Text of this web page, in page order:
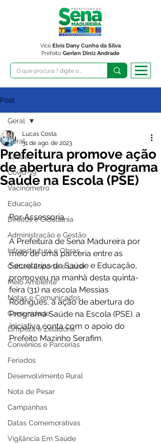
Prefeito Gerlen Diniz Andrade
Vice Elvis Dany Cunha da Silva
Post
Geral
Saúde
Covid-19
Vacinômetro
Educação
Direitos e Cidadania
Administração e Gestão
Infraestrutura e Obras
Cultura Esporte e Lazer
Meio Ambiente
Notas e Comunicados
Comunidade
Limpeza e Zeladoria
Convênios e Parcerias
Feriados
Desenvolvimento Rural
Nota de Pesar
Campanhas
Datas Comemorativas
Vigilância Em Saúde
Geral
Prefeitura promove ação
de abertura do Programa
Saúde na Escola (PSE)
Lucas Costa
31 de ago. de 2023
Por Assessoria
A Prefeitura de Sena Madureira por
meio de uma parceria entre as
Secretarias de Saúde e Educação,
promoveu na manhã desta quinta-
feira (31) na escola Messias
Rodrigues, a ação de abertura do
Programa Saúde na Escola (PSE). a
iniciativa conta com o apoio do
Prefeito Mazinho Serafim.